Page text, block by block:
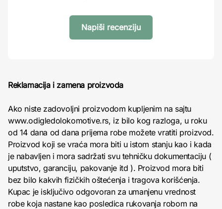
Napiši recenziju
Reklamacija i zamena proizvoda
Ako niste zadovoljni proizvodom kupljenim na sajtu
www.odigledolokomotive.rs, iz bilo kog razloga, u roku
od 14 dana od dana prijema robe možete vratiti proizvod.
Proizvod koji se vraća mora biti u istom stanju kao i kada
je nabavljen i mora sadržati svu tehničku dokumentaciju (
uputstvo, garanciju, pakovanje itd ). Proizvod mora biti
bez bilo kakvih fizičkih oštećenja i tragova korišćenja.
Kupac je isključivo odgovoran za umanjenu vrednost
robe koja nastane kao posledica rukovanja robom na